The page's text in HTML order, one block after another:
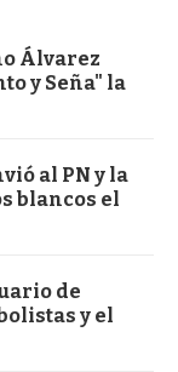
Álvarez
y Seña" la
al PN y la
blancos el
de
y el